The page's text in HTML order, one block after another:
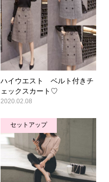
ハイウエスト ベルト付きチ
ェックスカート♡
2020.02.08
セットアップ